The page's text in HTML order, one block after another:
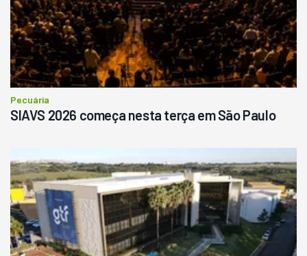
Pecuária
SIAVS 2026 começa nesta terça em São Paulo